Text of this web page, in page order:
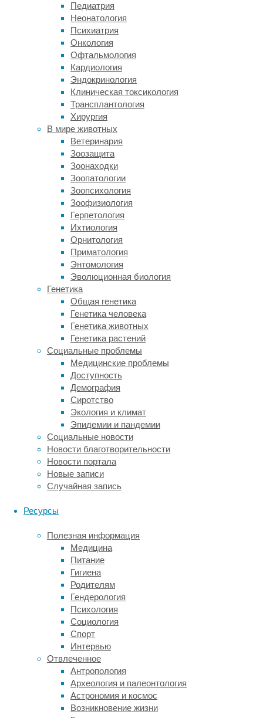
Педиатрия
Неонатология
Психиатрия
Онкология
Офтальмология
Кардиология
Эндокринология
Клиническая токсикология
Трансплантология
Хирургия
В мире животных
Ветеринария
Зоозащита
Зоонаходки
Зоопатологии
Зоопсихология
Зоофизиология
Герпетология
Ихтиология
Орнитология
Приматология
Энтомология
Эволюционная биология
Генетика
Общая генетика
Генетика человека
Генетика животных
Генетика растений
Социальные проблемы
Медицинские проблемы
Доступность
Демография
Сиротство
Экология и климат
Эпидемии и пандемии
Социальные новости
Новости благотворительности
Новости портала
Новые записи
Случайная запись
Ресурсы
Полезная информация
Медицина
Питание
Гигиена
Родителям
Гендерология
Психология
Социология
Спорт
Интервью
Отвлеченное
Антропология
Археология и палеонтология
Астрономия и космос
Возникновение жизни
2013
году
ученые
показали,
отвлечение
может
происходить
из-
акустической
изменчивости
звуков,
неожиданных
отклонений
музыкальном
потоке,
причем
захват
внимания
отклонением
частично
поддается
сознательному
контролю.
Второй
подход
предполагает,
что
музыка
может
улучшать
выполнение
через
физиологического
возбуждения
создание
позитивного
эмоционального
фона.
Исследование
2001
года
показало,
что
улучшение
пространственного
мышления